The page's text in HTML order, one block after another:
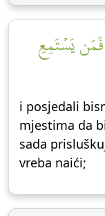
يَسۡتَمِعِ
i posjedali
mjestima da
sada
vreba naići;